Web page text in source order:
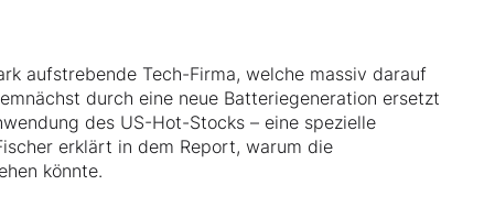
aufstrebende Tech-Firma, welche massiv darauf
durch eine neue Batteriegeneration ersetzt
des US-Hot-Stocks – eine spezielle
erklärt in dem Report, warum die
könnte.